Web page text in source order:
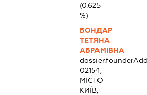
(0.625
%)
БОНДАР
ТЕТЯНА
АБРАМІВНА
02154,
МІСТО
КИЇВ,